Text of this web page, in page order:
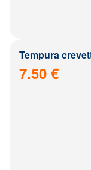
Tempura
7.50 €